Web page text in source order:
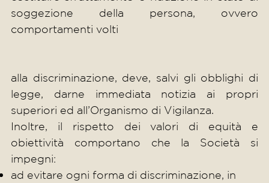
soggezione della persona, ovvero
comportamenti volti
alla discriminazione, deve, salvi gli obblighi di
legge, darne immediata notizia ai propri
superiori ed all’Organismo di Vigilanza.
Inoltre, il rispetto dei valori di equità e
obiettività comportano che la Società si
impegni:
ad evitare ogni forma di discriminazione, in